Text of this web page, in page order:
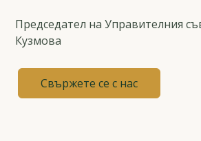
Председател на Управителния
Кузмова
Свържете се с нас